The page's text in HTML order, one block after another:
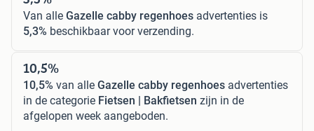
Van alle Gazelle cabby regenhoes advertenties is
5,3% beschikbaar voor verzending.
10,5%
10,5% van alle Gazelle cabby regenhoes advertenties
in de categorie Fietsen | Bakfietsen zijn in de
afgelopen week aangeboden.